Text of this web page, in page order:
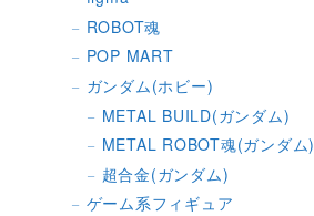
ROBOT魂
POP MART
ガンダム(ホビー)
METAL BUILD(ガンダム)
METAL ROBOT魂(ガンダム)
超合金(ガンダム)
ゲーム系フィギュア